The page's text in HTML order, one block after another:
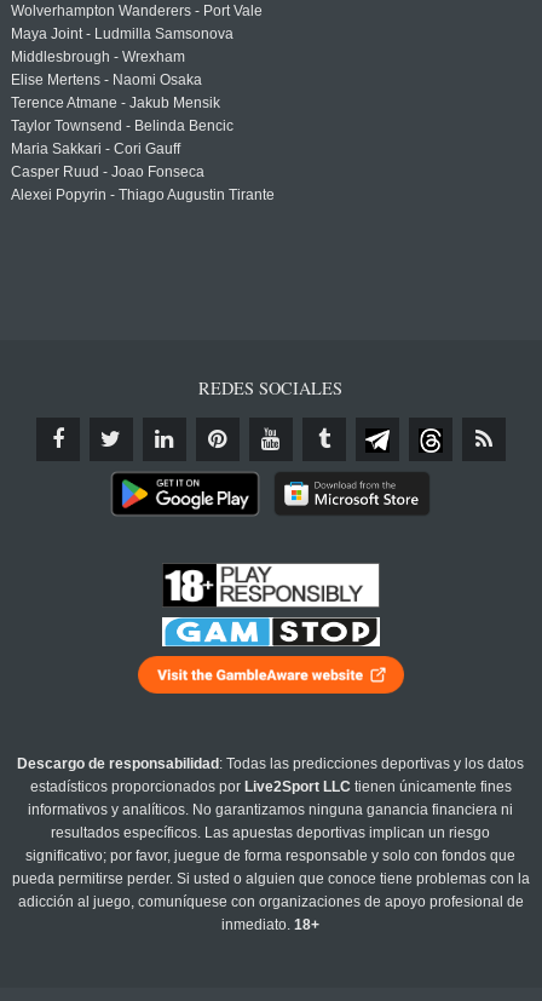
Wolverhampton Wanderers - Port Vale
Maya Joint - Ludmilla Samsonova
Middlesbrough - Wrexham
Elise Mertens - Naomi Osaka
Terence Atmane - Jakub Mensik
Taylor Townsend - Belinda Bencic
Maria Sakkari - Cori Gauff
Casper Ruud - Joao Fonseca
Alexei Popyrin - Thiago Augustin Tirante
REDES SOCIALES
Descargo de responsabilidad : Todas las predicciones deportivas y los datos
estadísticos proporcionados por Live2Sport LLC tienen únicamente fines
informativos y analíticos. No garantizamos ninguna ganancia financiera ni
resultados específicos. Las apuestas deportivas implican un riesgo
significativo; por favor, juegue de forma responsable y solo con fondos que
pueda permitirse perder. Si usted o alguien que conoce tiene problemas con la
adicción al juego, comuníquese con organizaciones de apoyo profesional de
inmediato.18+